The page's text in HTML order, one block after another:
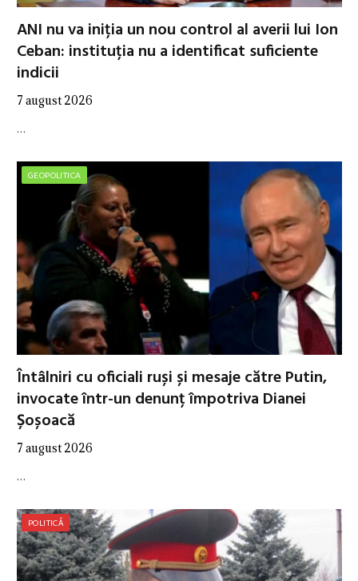
ANI nu va iniția un nou control al averii lui Ion
Ceban: instituția nu a identificat suficiente
indicii
7 august 2026
…
GEOPOLITICA
Întâlniri cu oficiali ruși și mesaje către Putin,
invocate într-un denunț împotriva Dianei
Șoșoacă
7 august 2026
…
POLITICĂ